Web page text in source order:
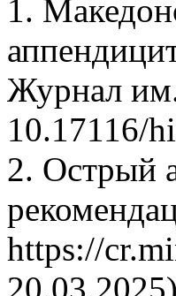
1.
Журнал
10.17116/
2. Острый
https://